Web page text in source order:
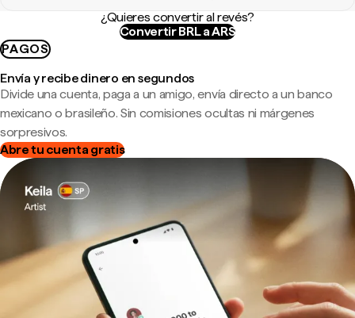
¿Quieres convertir al revés?
Convertir BRL a ARS
PAGOS
Envía y recibe dinero en segundos
Divide una cuenta, paga a un amigo, envía directo a un banco
mexicano o brasileño. Sin comisiones ocultas ni márgenes
sorpresivos.
Abre tu cuenta gratis